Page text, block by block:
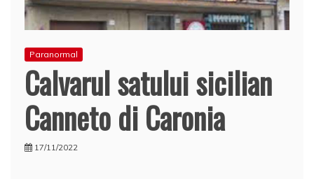
Paranormal
Calvarul satului sicilian
Canneto di Caronia
17/11/2022